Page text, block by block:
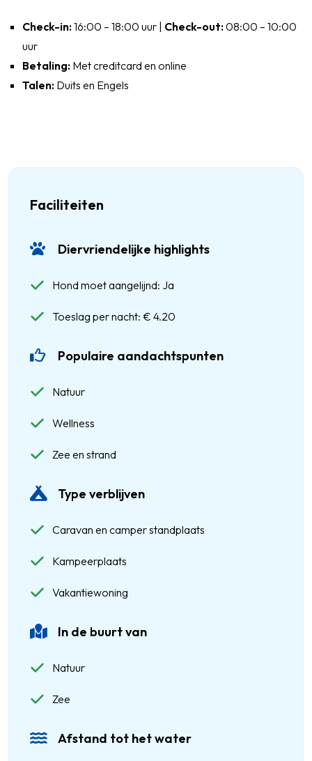
Check-in:16:00 – 18:00 uur | Check-out:08:00 – 10:00
uur
Betaling: Met creditcard en online
Talen: Duits en Engels
Faciliteiten
Diervriendelijke highlights
Hond moet aangelijnd: Ja
Toeslag per nacht: € 4.20
Populaire aandachtspunten
Natuur
Wellness
Zee en strand
Type verblijven
Caravan en camper standplaats
Kampeerplaats
Vakantiewoning
In de buurt van
Natuur
Zee
Afstand tot het water